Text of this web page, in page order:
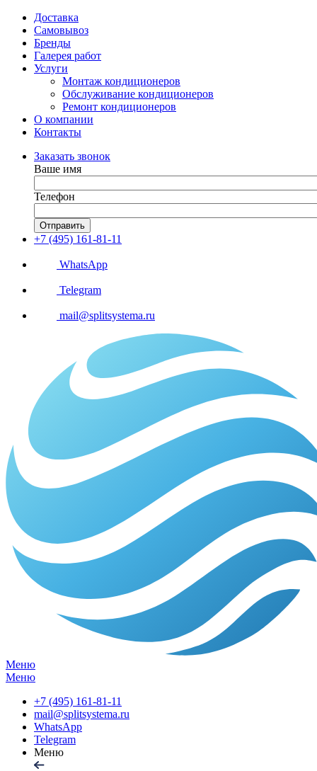
Доставка
Самовывоз
Бренды
Галерея работ
Услуги
Монтаж кондиционеров
Обслуживание кондиционеров
Ремонт кондиционеров
О компании
Контакты
Заказать звонок
Ваше имя
Телефон
Отправить
+7 (495) 161-81-11
WhatsApp
Telegram
mail@splitsystema.ru
Меню
Меню
+7 (495) 161-81-11
mail@splitsystema.ru
WhatsApp
Telegram
Меню